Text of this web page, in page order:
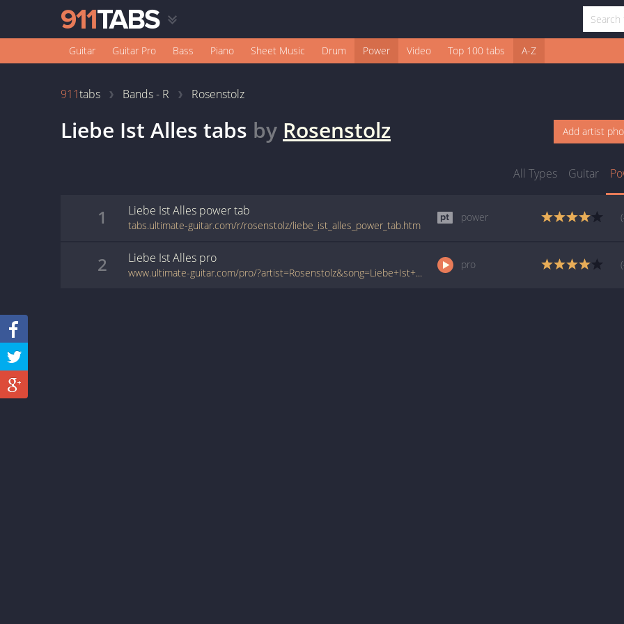
Guitar Guitar Pro Bass Piano Sheet Music Drum Power Video Top 100 tabs A-Z
911tabs Bands - R Rosenstolz
Liebe Ist Alles tabs by Rosenstolz Add artist
All Types Guitar
1 Liebe Ist Alles powertab
tabs.ultimate-guitar.com/r/rosenstolz/liebe_ist_alles_power_tab.htm
power
2 Liebe Ist Alles pro
www.ultimate-guitar.com/pro/?artist=Rosenstolz&song=Liebe+Ist+Alles&utm_source=911tabs&utm_medium=Song&utm_campaign=List
pro